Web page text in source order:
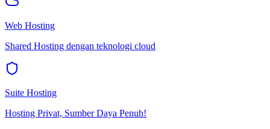
Web Hosting
Shared Hosting dengan teknologi cloud
Suite Hosting
Hosting Privat, Sumber Daya Penuh!